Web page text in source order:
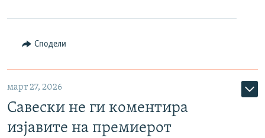
Сподели
март 27, 2026
Савески не ги коментира
изјавите на премиерот